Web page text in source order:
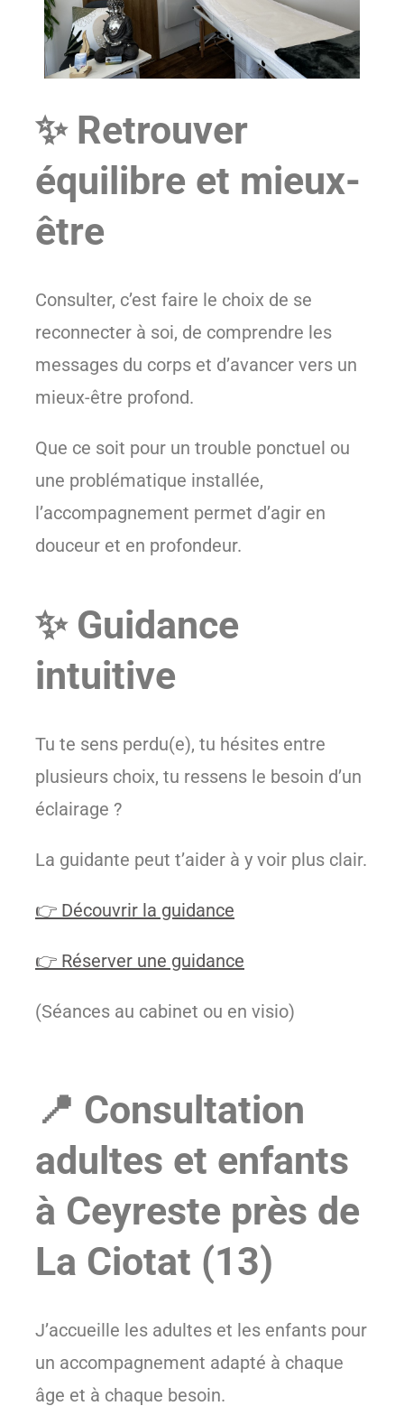
✨ Retrouver
équilibre et mieux-
être
Consulter, c’est faire le choix de se
reconnecter à soi, de comprendre les
messages du corps et d’avancer vers un
mieux-être profond.
Que ce soit pour un trouble ponctuel ou
une problématique installée,
l’accompagnement permet d’agir en
douceur et en profondeur.
✨ Guidance
intuitive
Tu te sens perdu(e), tu hésites entre
plusieurs choix, tu ressens le besoin d’un
éclairage ?
La guidante peut t’aider à y voir plus clair.
👉 Découvrir la guidance
👉 Réserver une guidance
(Séances au cabinet ou en visio)
📍 Consultation
adultes et enfants
à Ceyreste près de
La Ciotat (13)
J’accueille les adultes et les enfants pour
un accompagnement adapté à chaque
âge et à chaque besoin.